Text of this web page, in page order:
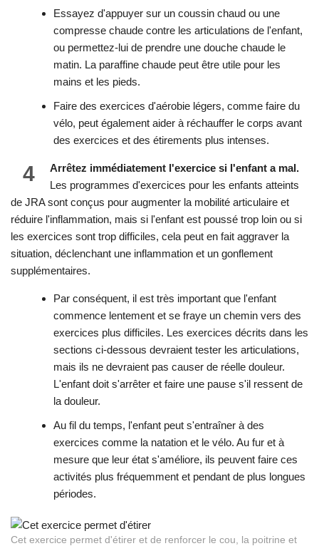
Essayez d'appuyer sur un coussin chaud ou une
compresse chaude contre les articulations de l'enfant,
ou permettez-lui de prendre une douche chaude le
matin. La paraffine chaude peut être utile pour les
mains et les pieds.
Faire des exercices d'aérobie légers, comme faire du
vélo, peut également aider à réchauffer le corps avant
des exercices et des étirements plus intenses.
4
Arrêtez immédiatement l'exercice si l'enfant a mal.
Les programmes d'exercices pour les enfants atteints
de JRA sont conçus pour augmenter la mobilité articulaire et
réduire l'inflammation, mais si l'enfant est poussé trop loin ou si
les exercices sont trop difficiles, cela peut en fait aggraver la
situation, déclenchant une inflammation et un gonflement
supplémentaires.
Par conséquent, il est très important que l'enfant
commence lentement et se fraye un chemin vers des
exercices plus difficiles. Les exercices décrits dans les
sections ci-dessous devraient tester les articulations,
mais ils ne devraient pas causer de réelle douleur.
L'enfant doit s'arrêter et faire une pause s'il ressent de
la douleur.
Au fil du temps, l'enfant peut s'entraîner à des
exercices comme la natation et le vélo. Au fur et à
mesure que leur état s'améliore, ils peuvent faire ces
activités plus fréquemment et pendant de plus longues
périodes.
Cet exercice permet d'étirer et de renforcer le cou, la poitrine et